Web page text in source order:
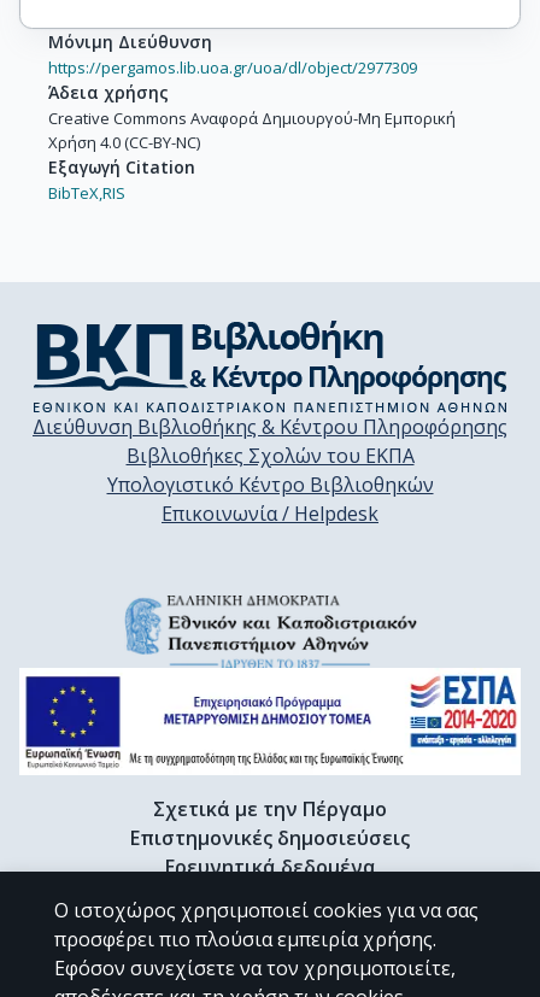
Μόνιμη Διεύθυνση
https://pergamos.lib.uoa.gr/uoa/dl/object/2977309
Άδεια χρήσης
Creative Commons Αναφορά Δημιουργού-Μη Εμπορική
Χρήση 4.0 (CC-BY-NC)
Εξαγωγή Citation
BibTeX,RIS
Διεύθυνση Βιβλιοθήκης & Κέντρου Πληροφόρησης
Βιβλιοθήκες Σχολών του ΕΚΠΑ
Υπολογιστικό Κέντρο Βιβλιοθηκών
Επικοινωνία / Helpdesk
Σχετικά με την Πέργαμο
Επιστημονικές δημοσιεύσεις
Ερευνητικά δεδομένα
Διδακτορικές διατριβές & Γκρίζα βιβλιογραφία
Προφίλ Ερευνητή
Ο ιστοχώρος χρησιμοποιεί cookies για να σας
προσφέρει πιο πλούσια εμπειρία χρήσης.
Εφόσον συνεχίσετε να τον χρησιμοποιείτε,